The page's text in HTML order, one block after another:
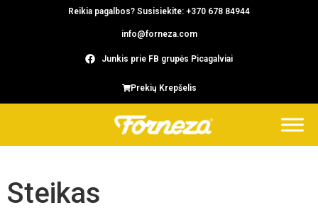
Reikia pagalbos? Susisiekite: +370 678 84944
info@forneza.com
Junkis prie FB grupės Picagalviai
Prekių Krepšelis
Steikas